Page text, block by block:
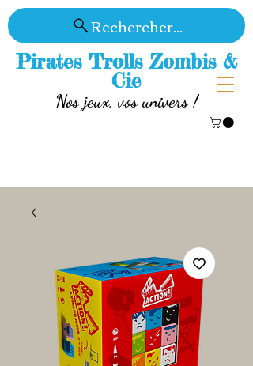
Pirates Trolls Zombis &
Cie
Nos jeux, vos univers !
Rechercher...